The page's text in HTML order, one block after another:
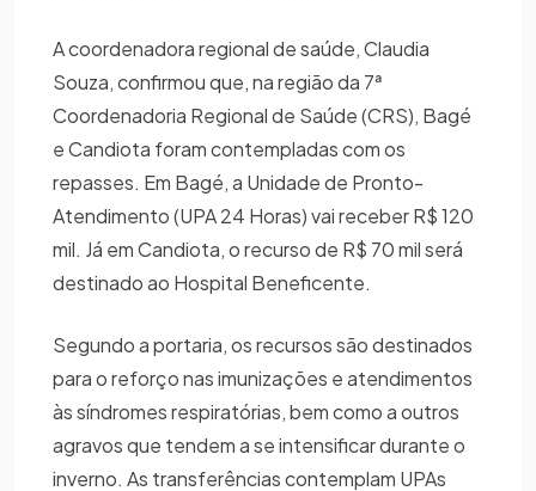
A coordenadora regional de saúde, Claudia
Souza, confirmou que, na região da 7ª
Coordenadoria Regional de Saúde (CRS), Bagé
e Candiota foram contempladas com os
repasses. Em Bagé, a Unidade de Pronto-
Atendimento (UPA 24 Horas) vai receber R$ 120
mil. Já em Candiota, o recurso de R$ 70 mil será
destinado ao Hospital Beneficente.
Segundo a portaria, os recursos são destinados
para o reforço nas imunizações e atendimentos
às síndromes respiratórias, bem como a outros
agravos que tendem a se intensificar durante o
inverno. As transferências contemplam UPAs